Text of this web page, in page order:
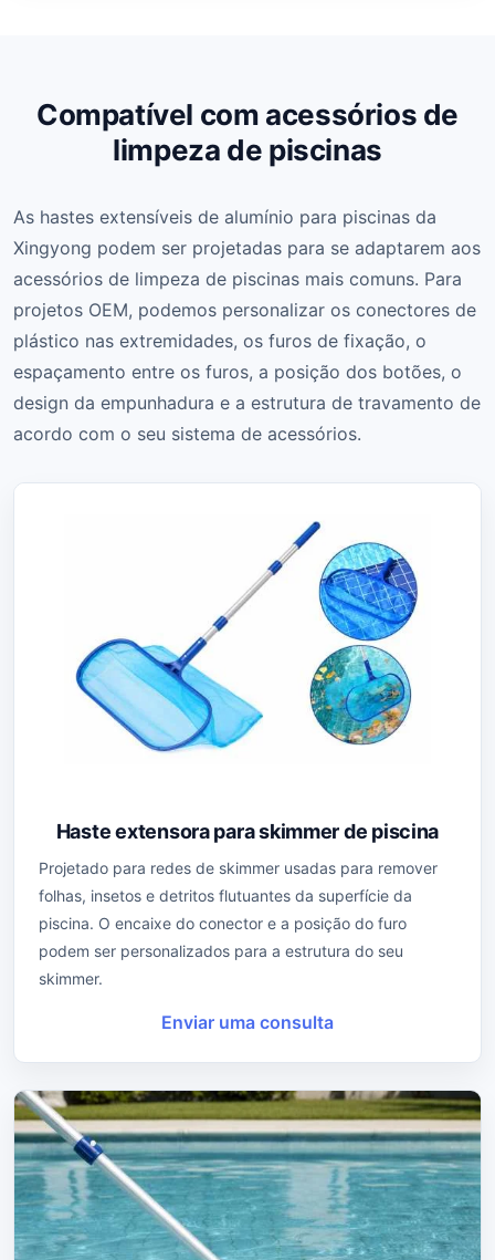
Compatível com acessórios de
limpeza de piscinas
As hastes extensíveis de alumínio para piscinas da
Xingyong podem ser projetadas para se adaptarem aos
acessórios de limpeza de piscinas mais comuns. Para
projetos OEM, podemos personalizar os conectores de
plástico nas extremidades, os furos de fixação, o
espaçamento entre os furos, a posição dos botões, o
design da empunhadura e a estrutura de travamento de
acordo com o seu sistema de acessórios.
Haste extensora para skimmer de piscina
Projetado para redes de skimmer usadas para remover
folhas, insetos e detritos flutuantes da superfície da
piscina. O encaixe do conector e a posição do furo
podem ser personalizados para a estrutura do seu
skimmer.
Enviar uma consulta